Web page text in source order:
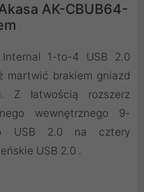
AK-CBUB64-
1-to-4 USB 2.0
martwić brakiem gniazd
Z łatwością rozszerz
wewnętrznego 9-
USB 2.0 na cztery
USB 2.0 .